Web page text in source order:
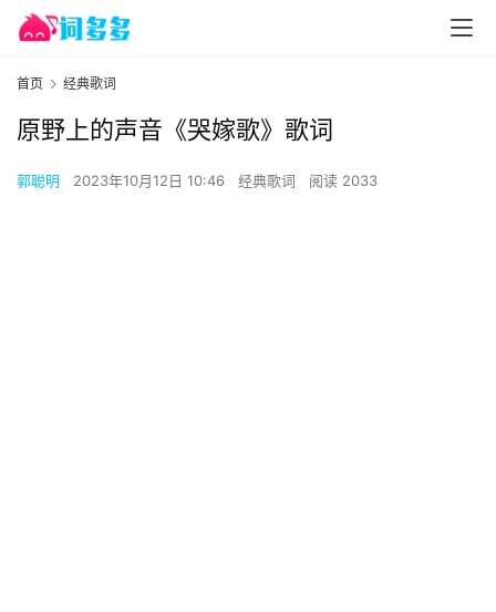
首页 经典歌词
原野上的声音《哭嫁歌》歌词
郭聪明 2023年10月12日 10:46 经典歌词 阅读 2033